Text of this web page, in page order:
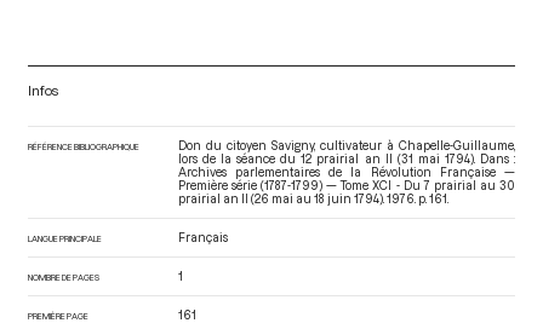
Infos
RÉFÉRENCE BIBLIOGRAPHIQUE
Don du citoyen Savigny, cultivateur à Chapelle-Guillaume,
lors de la séance du 12 prairial an II (31 mai 1794). Dans :
Archives parlementaires de la Révolution Française —
Première série (1787-1799) — Tome XCI - Du 7 prairial au 30
prairial an II (26 mai au 18 juin 1794) . 1976. p. 161.
LANGUE PRINCIPALE Français
NOMBRE DE PAGES 1
PREMIÈRE PAGE 161